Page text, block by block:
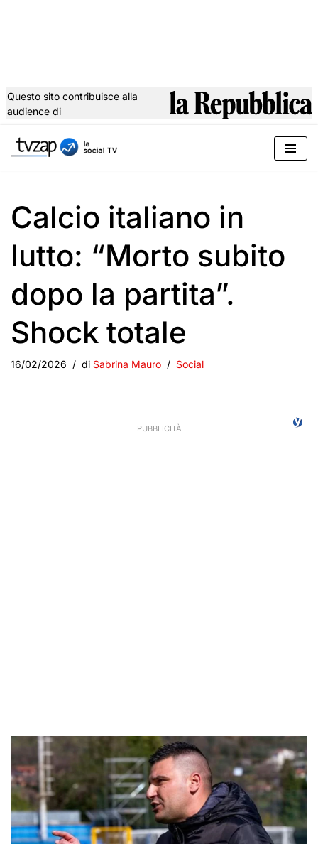
al
Questo sito contribuisce alla
audience di
Calcio italiano in
lutto: “Morto subito
dopo la partita”.
Shock totale
16/02/2026 di Sabrina Mauro Social